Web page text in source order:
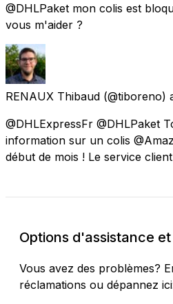
@DHLPaket mon colis est
vous m'aider ?
RENAUX Thibaud (@tiboreno)
@DHLExpressFr @DHLPaket
information sur un colis
début de mois ! Le service
Options d'assistance
Vous avez des problèmes?
réclamations ou dépannez